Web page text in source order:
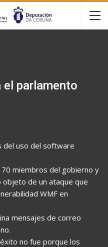
parlamento
del uso del software
miembros del gobierno y
objeto de un ataque que
WMF en
mensajes de correo
no fue porque los